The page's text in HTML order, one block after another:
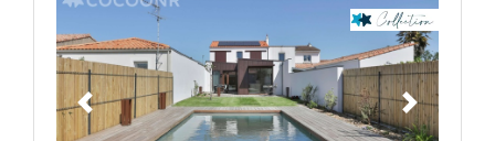
Précédent Suivant